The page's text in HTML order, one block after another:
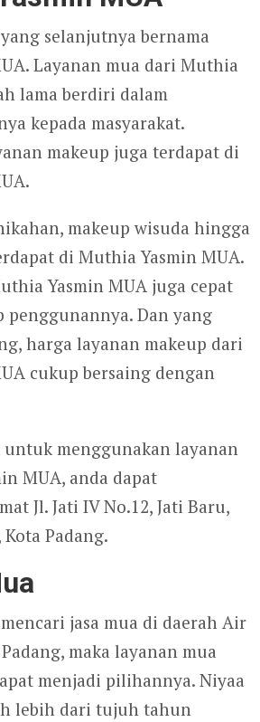
selanjutnya bernama
Layanan mua dari Muthia
lama berdiri dalam
kepada masyarakat.
makeup juga terdapat di
makeup wisuda hingga
di Muthia Yasmin MUA.
Yasmin MUA juga cepat
penggunannya. Dan yang
harga layanan makeup dari
cukup bersaing dengan
menggunakan layanan
MUA, anda dapat
Jl. Jati IV No.12, Jati Baru,
Padang.
jasa mua di daerah Air
maka layanan mua
menjadi pilihannya. Niyaa
lebih dari tujuh tahun